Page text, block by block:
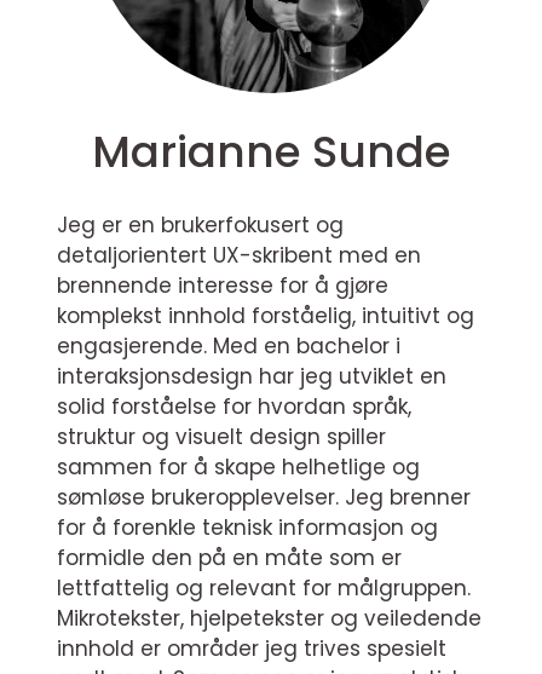
Marianne Sunde
Jeg er en brukerfokusert og
detaljorientert UX-skribent med en
brennende interesse for å gjøre
komplekst innhold forståelig, intuitivt og
engasjerende. Med en bachelor i
interaksjonsdesign har jeg utviklet en
solid forståelse for hvordan språk,
struktur og visuelt design spiller
sammen for å skape helhetlige og
sømløse brukeropplevelser. Jeg brenner
for å forenkle teknisk informasjon og
formidle den på en måte som er
lettfattelig og relevant for målgruppen.
Mikrotekster, hjelpetekster og veiledende
innhold er områder jeg trives spesielt